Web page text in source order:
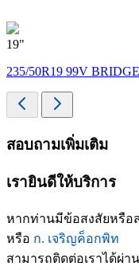
19"
235/50R19 99V
สอบถามเพิ่มเติม
เรายินดีให้บริการ
หากท่านมีข้อสงสัยหรือ
หรือ ก. เจริญค็อกพิท
สามารถติดต่อเราได้ผ่าน